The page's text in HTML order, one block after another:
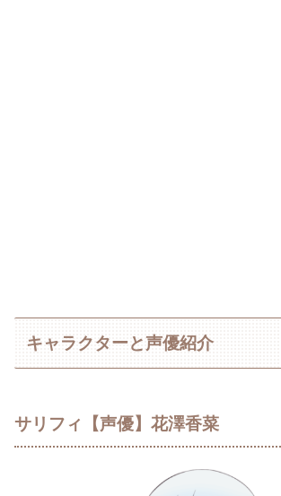
キャラクターと声優紹介
サリフィ【声優】花澤香菜